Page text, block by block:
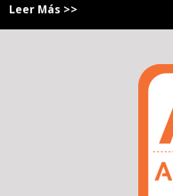
Leer Más >>